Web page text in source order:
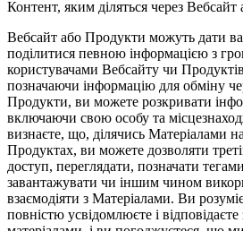
Контент, яким діляться через
Вебсайт або Продукти можуть дати
поділитися певною інформацією з
користувачами Вебсайту чи
позначаючи інформацію для обміну
Продукти, ви можете розкривати
включаючи свою особу та
визнаєте, що, ділячись Матеріалами
Продуктах, ви можете дозволяти
доступ, переглядати, позначати
завантажувати чи іншим чином
взаємодіяти з Матеріалами. Ви
повністю усвідомлюєте і